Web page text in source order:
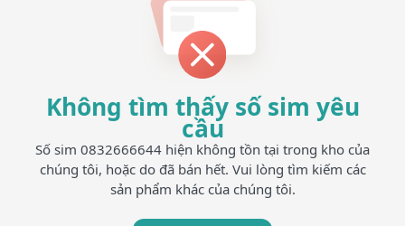
Không tìm thấy số sim yêu
cầu
Số sim 0832666644 hiện không tồn tại trong kho của
chúng tôi, hoặc do đã bán hết. Vui lòng tìm kiếm các
sản phẩm khác của chúng tôi.